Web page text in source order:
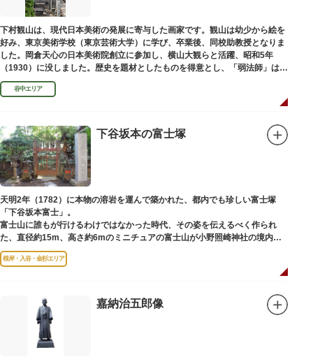
下村観山は、現代日本美術の発展に寄与した画家です。観山は幼少から絵を
好み、東京美術学校（東京芸術大学）に学び、卒業後、同校助教授となりま
した。岡倉天心の日本美術院創立に参加し、横山大観らと活躍、昭和5年
（1930）に没しました。歴史を題材としたものを得意とし、「弱法師」は代
表作です。お墓は安立寺（あんりゅうじ）にあります。
谷中エリア
下谷坂本の富士塚
天明2年（1782）に本物の溶岩を運んで築かれた、都内でも珍しい富士塚
「下谷坂本富士」。
富士山に誰もが行けるわけではなかった時代、その姿を伝えるべく作られ
た、直径約15m、高さ約6mのミニチュアの富士山が小野照崎神社の境内に
あります。
一合目から順に十合目まで記されており、南無妙法と書かれた石碑や修験道
形民俗文化財に指定されています。
富士山に合わせて、お山開きが行われ、6月30日と1日には富士塚に登ること
ができます。
【Twitter】https://twitter.com/onoterupr
根岸・入谷・金杉エリア
嘉納治五郎像